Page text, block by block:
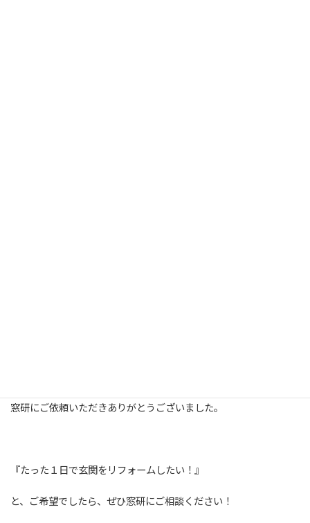
窓研にご依頼いただきありがとうございました。
『たった１日で玄関をリフォームしたい！』
と、ご希望でしたら、ぜひ窓研にご相談ください！